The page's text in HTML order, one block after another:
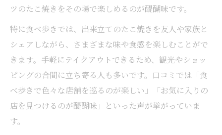
ツのたこ焼きをその場で楽しめるのが醍醐味です。
特に食べ歩きでは、出来立てのたこ焼きを友人や家族と
シェアしながら、さまざまな味や食感を楽しむことがで
きます。手軽にテイクアウトできるため、観光やショッ
ピングの合間に立ち寄る人も多いです。口コミでは「食
べ歩きで色々な店舗を巡るのが楽しい」「お気に入りの
店を見つけるのが醍醐味」といった声が挙がっていま
す。